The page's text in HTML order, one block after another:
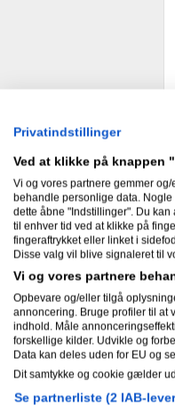
Privatindstillinger
Ved at klikke på
Vi og vores partnere gemmer
behandle personlige data.
dette åbne "Indstillinger". Du
til enhver tid ved at klikke på
fingeraftrykket eller linket i
Disse valg vil blive signaleret til
Vi og vores partnere
Opbevare og/eller tilgå
annoncering. Bruge profiler til at
indhold. Måle
forskellige kilder. Udvikle og
Data kan deles uden for EU og
Dit samtykke og cookie gælder
Se partnerliste (2 IAB-